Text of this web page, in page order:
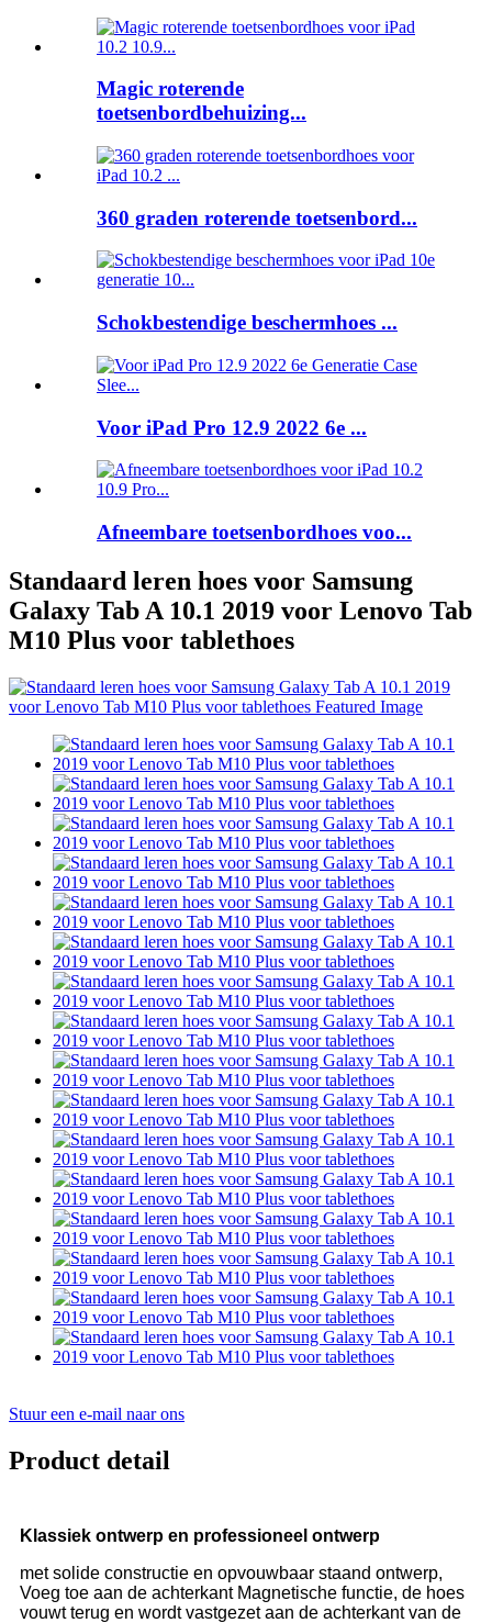
Magic roterende
toetsenbordbehuizing...
360 graden roterende toetsenbord...
Schokbestendige beschermhoes ...
Voor iPad Pro 12.9 2022 6e ...
Afneembare toetsenbordhoes voo...
Standaard leren hoes voor Samsung
Galaxy Tab A 10.1 2019 voor Lenovo Tab
M10 Plus voor tablethoes
Stuur een e-mail naar ons
Product detail
Klassiek ontwerp en professioneel ontwerp
met solide constructie en opvouwbaar staand ontwerp,
Voeg toe aan de achterkant Magnetische functie, de hoes
vouwt terug en wordt vastgezet aan de achterkant van de